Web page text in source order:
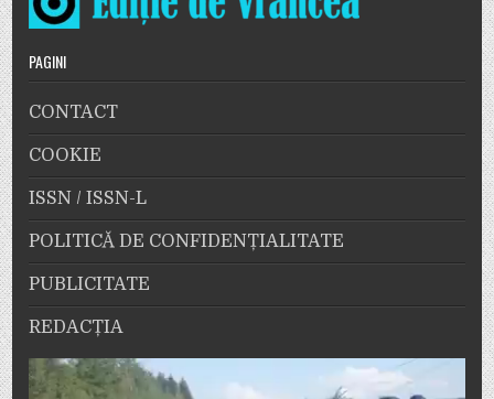
PAGINI
CONTACT
COOKIE
ISSN / ISSN-L
POLITICĂ DE CONFIDENȚIALITATE
PUBLICITATE
REDACȚIA